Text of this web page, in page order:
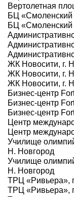
Вертолетная
БЦ «Смоленский
БЦ «Смоленский
ЖК Новосити, г.
ЖК Новосити, г.
ЖК Новосити, г.
Бизнес-центр
Бизнес-центр
Бизнес-центр
Центр
Центр
Училище
Н. Новгород
Училище
Н. Новгород
ТРЦ «Ривьера»,
ТРЦ «Ривьера»,